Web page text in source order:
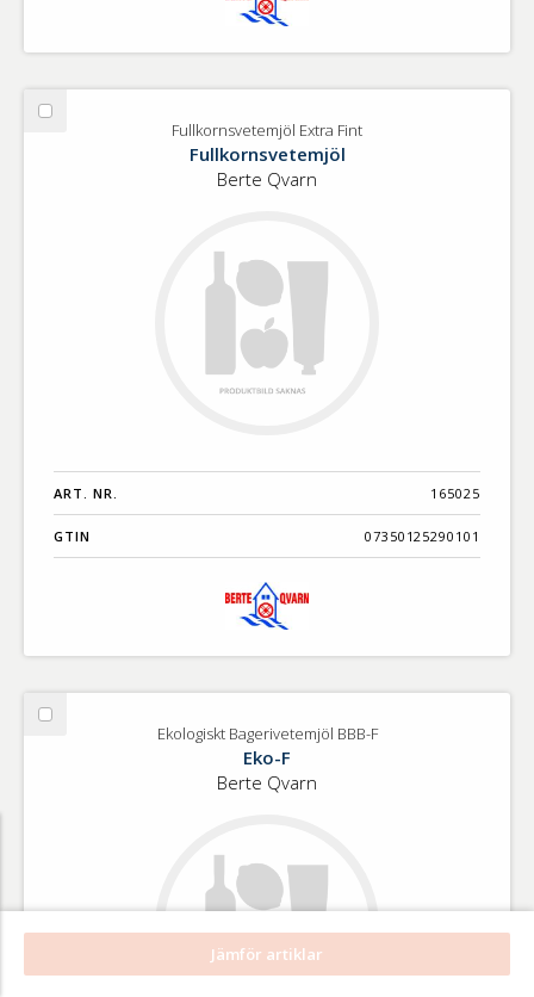
Välj
FullkornsvetemjölFullkornsvetemjöl Extra Fint
Fullkornsvetemjöl
Berte Qvarn
ART. NR. 165025
GTIN 07350125290101
Välj
Ekologiskt Bagerivetemjöl BBB-F
Eko-F
Berte Qvarn
Jämför artiklar